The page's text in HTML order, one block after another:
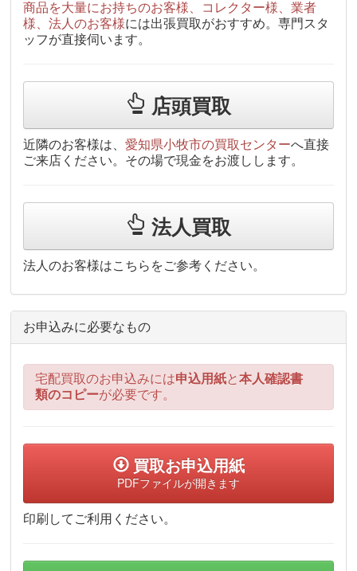
商品を大量にお持ちのお客様、コレクター様、業者
様、法人のお客様には出張買取がおすすめ。専門スタ
ッフが直接伺います。
店頭買取
近隣のお客様は、愛知県小牧市の買取センターへ直接
ご来店ください。その場で現金をお渡しします。
法人買取
法人のお客様はこちらをご参考ください。
お申込みに必要なもの
宅配買取のお申込みには申込用紙と本人確認書
類のコピーが必要です。
買取お申込用紙
PDFファイルが開きます
印刷してご利用ください。